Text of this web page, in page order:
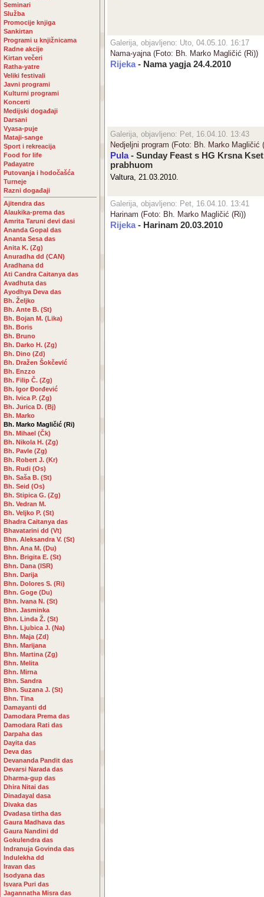
Seminari
Služba
Promocije knjiga
Sankirtan
Programi u knjižnicama
Radne akcije
Kirtan večeri
Ratha-yatre
Veliki festivali
Javni programi
Kulturni programi
Koncerti
Medijski događaji
Darsani
Vyasa-puje
Mataji-sange
Sport i rekreacija
Food for life
Padayatre
Putovanja i hodočašća
Turneje
Razni događaji
Ajitendra das
Alaukika-prema das
Amrita Taruni devi dasi
Ananda Gopal das
Ananta Sesa das
Anita K. (Zg)
Anuradha dd (CAN)
Aradhana dd
Ati Candra Caitanya das
Avadhuta das
Ayodhya Deva das
Bh. Željko
Bh. Ante B. (St)
Bh. Bojan M. (Lika)
Bh. Boris
Bh. Bruno
Bh. Darko H. (Zg)
Bh. Dino (Zd)
Bh. Dražen Šokčević
Bh. Enzzo
Bh. Filip Č. (Zg)
Bh. Igor Đorđević
Bh. Ivica P. (Zg)
Bh. Jurica D. (Bj)
Bh. Marko
Bh. Marko Magličić (Ri)
Bh. Mihael (Čk)
Bh. Nikola H. (Zg)
Bh. Pavle (Zg)
Bh. Robert J. (Kr)
Bh. Rudi (Os)
Bh. Saša B. (St)
Bh. Seid (Os)
Bh. Stipica G. (Zg)
Bh. Vedran M.
Bh. Veljko P. (St)
Bhadra Caitanya das
Bhavatarini dd (Vt)
Bhn. Aleksandra V. (St)
Bhn. Ana M. (Du)
Bhn. Brigita E. (St)
Bhn. Dana (ISR)
Bhn. Darija
Bhn. Dolores S. (Ri)
Bhn. Goge (Du)
Bhn. Ivana N. (St)
Bhn. Jasminka
Bhn. Linda Ž. (St)
Bhn. Ljubica J. (Na)
Bhn. Maja (Zd)
Bhn. Marijana
Bhn. Martina (Zg)
Bhn. Melita
Bhn. Mirna
Bhn. Sandra
Bhn. Suzana J. (St)
Bhn. Tina
Damayanti dd
Damodara Prema das
Damodara Rati das
Darpaha das
Dayita das
Deva das
Devananda Pandit das
Devarsi Narada das
Dharma-gup das
Dhira Nitai das
Dinadayal dasa
Divaka das
Dvadasa tirtha das
Gaura Madhava das
Gaura Nandini dd
Gokulendra das
Indranuja Govinda das
Indulekha dd
Iravan das
Isodyana das
Isvara Puri das
Jagannatha Misra das
Galerija, objavljeno: Uto, 04.05.10. 16:17
Nama-yajna (Foto: Bh. Marko Magličić (Ri))
Rijeka - Nama yagja 24.4.2010
Galerija, objavljeno: Pet, 16.04.10. 13:43
Nedjeljni program (Foto: Bh. Marko Magličić
Pula- Sunday Feast s HG Krsna
prabhuom
Valtura, 21.03.2010.
Galerija, objavljeno: Pet, 16.04.10. 13:41
Harinam (Foto: Bh. Marko Magličić (Ri))
Rijeka - Harinam 20.03.2010